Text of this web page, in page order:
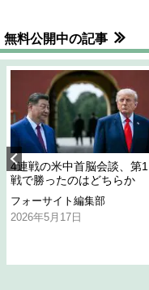
無料公開中の記事
4連戦の米中首脳会談、第1
戦で勝ったのはどちらか
フォーサイト編集部
2026年5月17日